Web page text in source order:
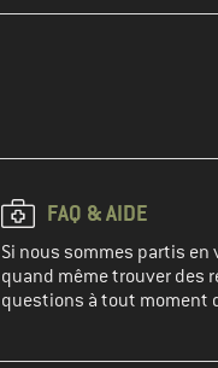
FAQ & AIDE
Si nous sommes partis en
quand même trouver des
questions à tout moment